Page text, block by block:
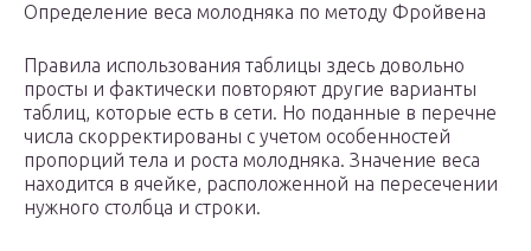
Определение веса молодняка по методу Фройвена
Правила использования таблицы здесь довольно
просты и фактически повторяют другие варианты
таблиц, которые есть в сети. Но поданные в перечне
числа скорректированы с учетом особенностей
пропорций тела и роста молодняка. Значение веса
находится в ячейке, расположенной на пересечении
нужного столбца и строки.